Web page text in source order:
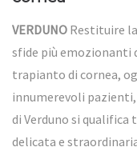
VERDUNO Restituire
sfide più emozionanti
trapianto di cornea,
innumerevoli pazienti,
di Verduno si
delicata e